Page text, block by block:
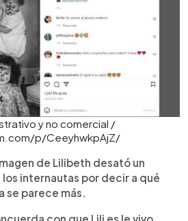
y no comercial /
p/CeeyhwkpAjZ/
de Lilibeth desató un
internautas por decir a qué
se parece más.